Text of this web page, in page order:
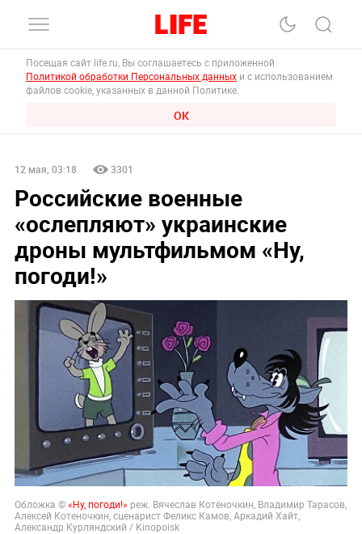
Посещая сайт life.ru, Вы соглашаетесь с приложенной
Политикой обработки Персональных данных и с использованием
файлов cookie, указанных в данной Политике.
ОК
12 мая, 03:18 3301
Российские военные
«ослепляют» украинские
дроны мультфильмом «Ну,
погоди!»
Обложка ©«Ну, погоди!» реж. Вячеслав Котёночкин, Владимир Тарасов,
Алексей Котеночкин, сценарист Феликс Камов, Аркадий Хайт,
Александр Курляндский / Kinopoisk